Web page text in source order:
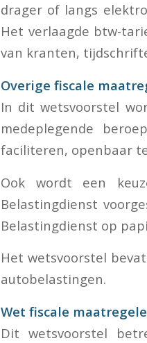
drager of langs
Het verlaagde btw-
van kranten,
Overige fiscale
In dit wetsvoorstel
medeplegende
faciliteren, openbaar
Ook wordt een
Belastingdienst
Belastingdienst op
Het wetsvoorstel
autobelastingen.
Wet fiscale
Dit wetsvoorstel